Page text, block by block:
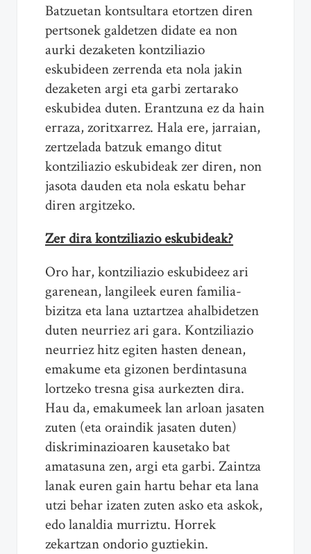
Batzuetan kontsultara etortzen diren
pertsonek galdetzen didate ea non
aurki dezaketen kontziliazio
eskubideen zerrenda eta nola jakin
dezaketen argi eta garbi zertarako
eskubidea duten. Erantzuna ez da hain
erraza, zoritxarrez. Hala ere, jarraian,
zertzelada batzuk emango ditut
kontziliazio eskubideak zer diren, non
jasota dauden eta nola eskatu behar
diren argitzeko.
Zer dira kontziliazio eskubideak?
Oro har, kontziliazio eskubideez ari
garenean, langileek euren familia-
bizitza eta lana uztartzea ahalbidetzen
duten neurriez ari gara. Kontziliazio
neurriez hitz egiten hasten denean,
emakume eta gizonen berdintasuna
lortzeko tresna gisa aurkezten dira.
Hau da, emakumeek lan arloan jasaten
zuten (eta oraindik jasaten duten)
diskriminazioaren kausetako bat
amatasuna zen, argi eta garbi. Zaintza
lanak euren gain hartu behar eta lana
utzi behar izaten zuten asko eta askok,
edo lanaldia murriztu. Horrek
zekartzan ondorio guztiekin.